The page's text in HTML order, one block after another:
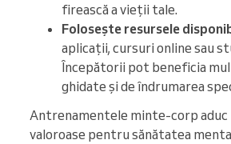
firească a vieții tale.
Folosește resursele
aplicații, cursuri online sau
Începătorii pot beneficia
ghidate și de îndrumarea
Antrenamentele minte-corp aduc
valoroase pentru sănătatea